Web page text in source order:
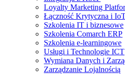
Loyalty Marketing
Łączność Krytyczna i
Szkolenia IT i biznesowe
Szkolenia Comarch ERP
Szkolenia e-learningowe
Usługi i Technologie ICT
Wymiana Danych i
Zarządzanie Lojalnością